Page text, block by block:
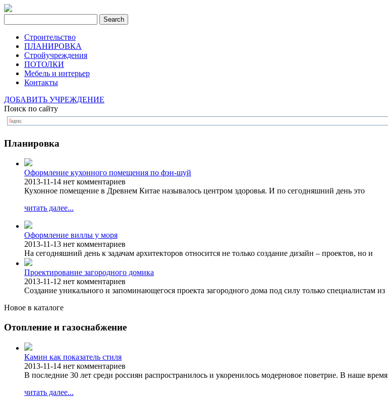
Строительство
ПЛАНИРОВКА
Стройучреждения
ПОТОЛКИ
Мебель и интерьер
Контакты
ДОБАВИТЬ УЧРЕЖДЕНИЕ
Поиск по сайту
Планировка
Оформление кухонного помещения по фэн-шуй
2013-11-14 нет комментариев
Кухонное помещение в Древнем Китае называлось центром здоровья. И по сегодняшний день это
читать далее...
Оформление виллы у моря
2013-11-13 нет комментариев
На сегодняшний день к задачам архитекторов относится не только создание дизайн – проектов, но и
Проектирование загородного домика
2013-11-12 нет комментариев
Создание уникального и запоминающегося проекта загородного дома под силу только специалистам из
Новое в каталоге
Отопление и газоснабжение
Камин как показатель стиля
2013-11-14 нет комментариев
В последние 30 лет среди россиян распространилось и укоренилось модерновое поветрие. В наше время
читать далее...